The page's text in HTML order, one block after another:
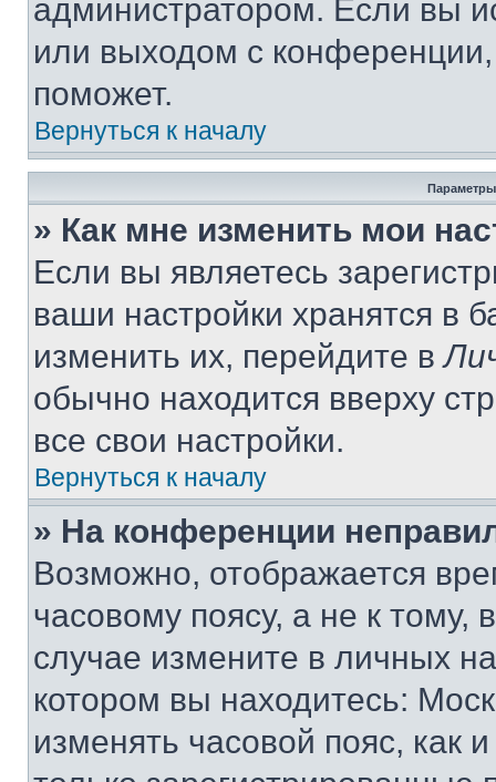
администратором. Если вы
или выходом с
поможет.
Вернуться к началу
Параметры
» Как мне изменить мои
Если вы являетесь
ваши настройки хранятся в
изменить их, перейдите в
обычно находится вверху
все свои настройки.
Вернуться к началу
» На конференции
Возможно, отображается
часовому поясу, а не к тому,
случае измените в личных
котором вы находитесь:
изменять часовой пояс, как